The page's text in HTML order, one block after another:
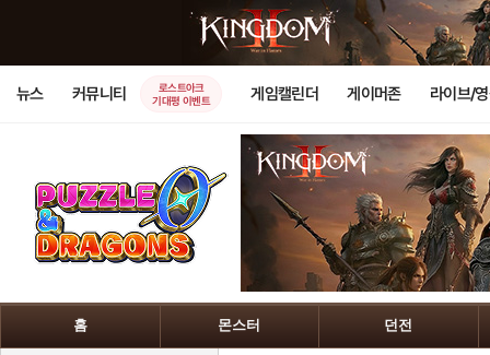
뉴스 커뮤니티
로스트아크
기대평 이벤트
게임캘린더 게이머존 라이브/
홈 몬스터 던전